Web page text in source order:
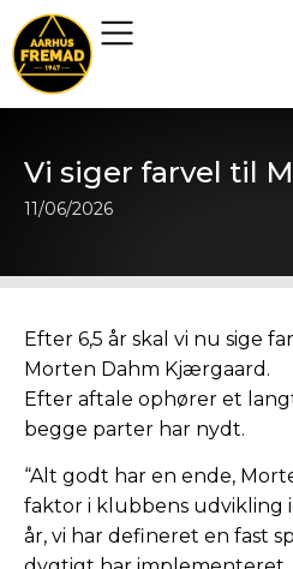
Vi siger farvel til
11/06/2026
Efter 6,5 år skal vi nu sige
Morten Dahm Kjærgaard.
Efter aftale ophører et
begge parter har nydt.
“Alt godt har en ende,
faktor i klubbens udvikling
år, vi har defineret en fast